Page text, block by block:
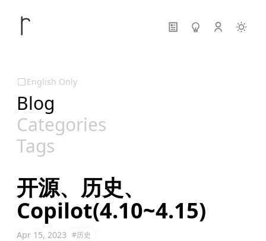
English Only
Blog
Categories
Tags
开源、历史、
Copilot(4.10~4.15)
Apr 15, 2023 #历史